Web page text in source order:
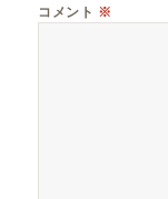
コメント ※